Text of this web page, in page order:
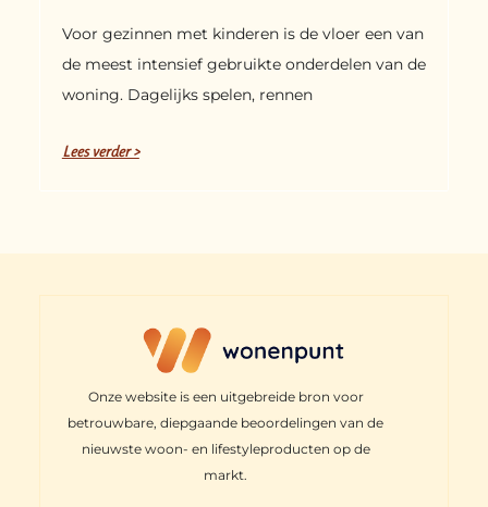
Voor gezinnen met kinderen is de vloer een van
de meest intensief gebruikte onderdelen van de
woning. Dagelijks spelen, rennen
Lees verder >
Onze website is een uitgebreide bron voor
betrouwbare, diepgaande beoordelingen van de
nieuwste woon- en lifestyleproducten op de
markt.